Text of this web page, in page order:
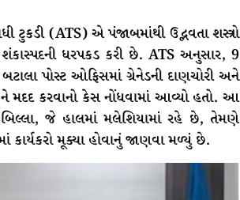
ટુકડી (ATS) એ પંજાબમાંથી ઉદ્ભવતા શસ્ત્રો
ધરપકડ કરી છે. ATS અનુસાર, 9
પોસ્ટ ઓફિસમાં ગ્રેનેડની દાણચોરી અને
મદદ કરવાનો કેસ નોંધવામાં આવ્યો હતો. આ
જે હાલમાં મલેશિયામાં રહે છે, તેમણે
કાર્યકરો મૂક્યા હોવાનું જાણવા મળ્યું છે.